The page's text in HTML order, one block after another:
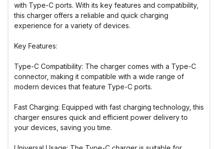
with Type-C ports. With its key features and compatibility,
this charger offers a reliable and quick charging
experience for a variety of devices.
Key Features:
Type-C Compatibility: The charger comes with a Type-C
connector, making it compatible with a wide range of
modern devices that feature Type-C ports.
Fast Charging: Equipped with fast charging technology, this
charger ensures quick and efficient power delivery to
your devices, saving you time.